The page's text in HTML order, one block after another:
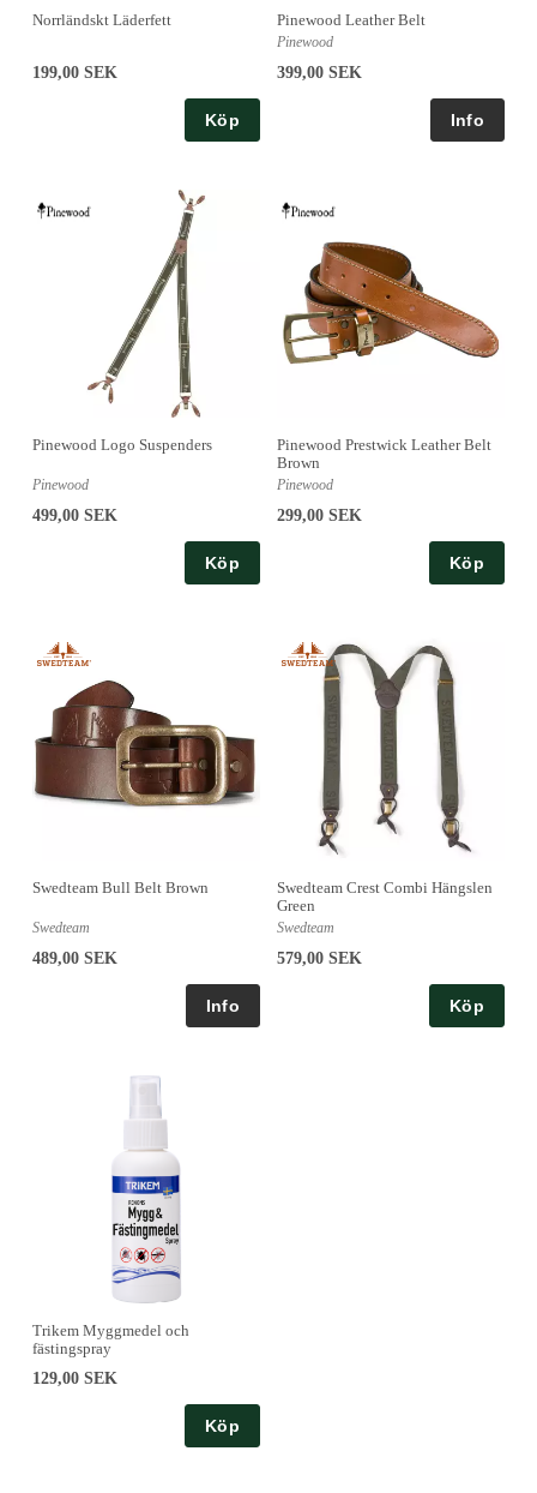
Norrländskt Läderfett
199,00 SEK
Köp
Pinewood Leather Belt
Pinewood
399,00 SEK
Pinewood Logo Suspenders
Pinewood
499,00 SEK
Köp
Pinewood Prestwick Leather Belt
Brown
Pinewood
299,00 SEK
Köp
Swedteam Bull Belt Brown
Swedteam
489,00 SEK
Swedteam Crest Combi Hängslen
Green
Swedteam
579,00 SEK
Köp
Trikem Myggmedel och
fästingspray
129,00 SEK
Köp